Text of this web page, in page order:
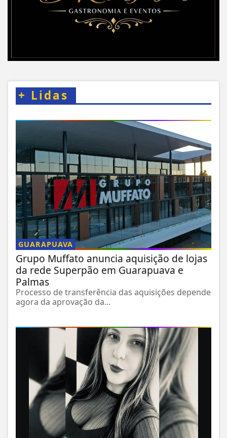
+ Lidas
GUARAPUAVA
Grupo Muffato anuncia aquisição de lojas
da rede Superpão em Guarapuava e
Palmas
Processo de transferência das aquisições depende
agora da aprovação da...